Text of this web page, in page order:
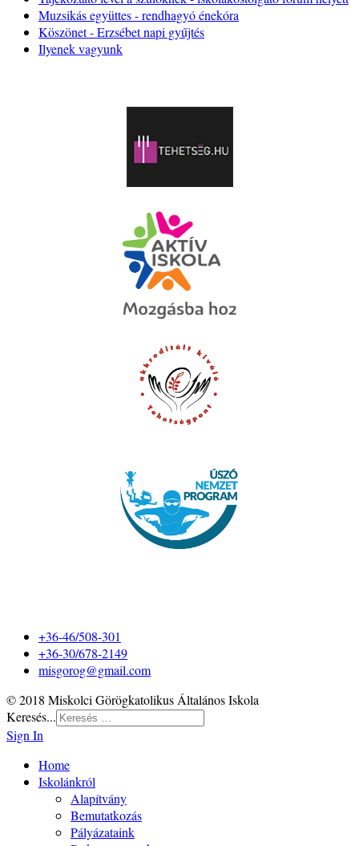
Muzsikás együttes - rendhagyó énekóra
Köszönet - Erzsébet napi gyűjtés
Ilyenek vagyunk
+36-46/508-301
+36-30/678-2149
misgorog@gmail.com
© 2018 Miskolci Görögkatolikus Általános Iskola
Keresés...
Sign In
Home
Iskolánkról
Alapítvány
Bemutatkozás
Pályázataink